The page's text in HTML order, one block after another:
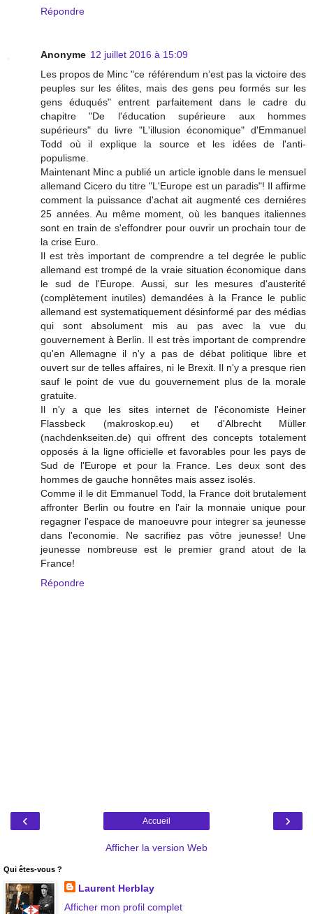
Répondre
Anonyme 12 juillet 2016 à 15:09
Les propos de Minc "ce référendum n’est pas la victoire des
peuples sur les élites, mais des gens peu formés sur les
gens éduqués" entrent parfaitement dans le cadre du
chapitre "De l'éducation supérieure aux hommes
supérieurs" du livre "L'illusion économique" d'Emmanuel
Todd où il explique la source et les idées de l'anti-
populisme.
Maintenant Minc a publié un article ignoble dans le mensuel
allemand Cicero du titre "L'Europe est un paradis"! Il affirme
comment la puissance d'achat ait augmenté ces derniéres
25 années. Au même moment, où les banques italiennes
sont en train de s'effondrer pour ouvrir un prochain tour de
la crise Euro.
Il est très important de comprendre a tel degrée le public
allemand est trompé de la vraie situation économique dans
le sud de l'Europe. Aussi, sur les mesures d'austerité
(complètement inutiles) demandées à la France le public
allemand est systematiquement désinformé par des médias
qui sont absolument mis au pas avec la vue du
gouvernement à Berlin. Il est très important de comprendre
qu'en Allemagne il n'y a pas de débat politique libre et
ouvert sur de telles affaires, ni le Brexit. Il n'y a presque rien
sauf le point de vue du gouvernement plus de la morale
gratuite.
Il n'y a que les sites internet de l'économiste Heiner
Flassbeck (makroskop.eu) et d'Albrecht Müller
(nachdenkseiten.de) qui offrent des concepts totalement
opposés à la ligne officielle et favorables pour les pays de
Sud de l'Europe et pour la France. Les deux sont des
hommes de gauche honnêtes mais assez isolés.
Comme il le dit Emmanuel Todd, la France doit brutalement
affronter Berlin ou foutre en l'air la monnaie unique pour
regagner l'espace de manoeuvre pour integrer sa jeunesse
dans l'economie. Ne sacrifiez pas vôtre jeunesse! Une
jeunesse nombreuse est le premier grand atout de la
France!
Répondre
‹ ›
Accueil
Afficher la version Web
Qui êtes-vous ?
Laurent Herblay
Afficher mon profil complet